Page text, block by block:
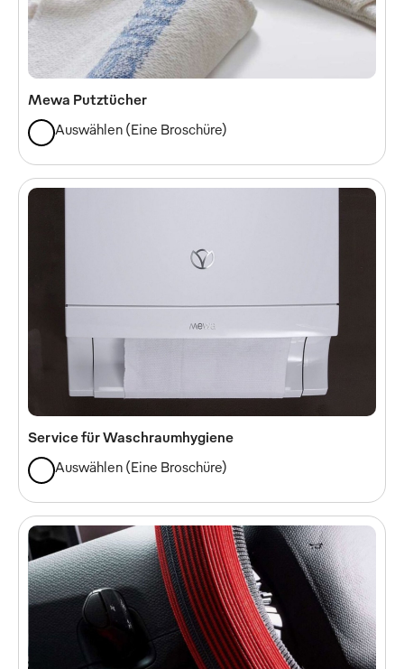
Mewa Putztücher
Auswählen (Eine Broschüre)
Service für Waschraumhygiene
Auswählen (Eine Broschüre)